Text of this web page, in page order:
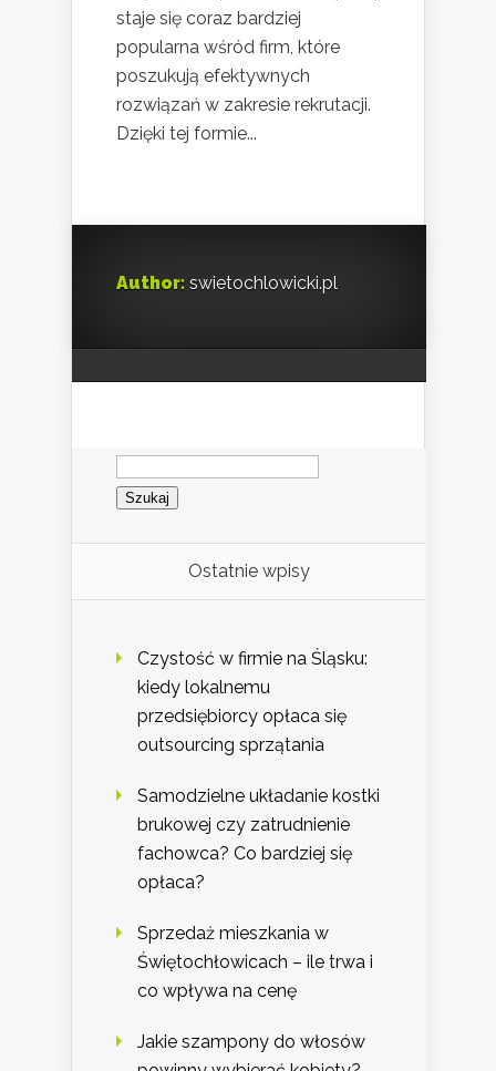
staje się coraz bardziej
popularna wśród firm, które
poszukują efektywnych
rozwiązań w zakresie rekrutacji.
Dzięki tej formie...
Author: swietochlowicki.pl
Szukaj:
Ostatnie wpisy
Czystość w firmie na Śląsku:
kiedy lokalnemu
przedsiębiorcy opłaca się
outsourcing sprzątania
Samodzielne układanie kostki
brukowej czy zatrudnienie
fachowca? Co bardziej się
opłaca?
Sprzedaż mieszkania w
Świętochłowicach – ile trwa i
co wpływa na cenę
Jakie szampony do włosów